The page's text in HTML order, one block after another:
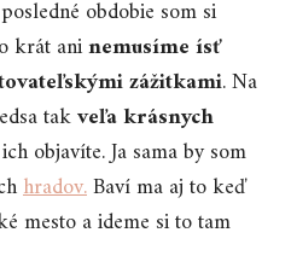
obdobie som si
krát aninemusíme ísť
zážitkami. Na
takveľa krásnych
objavíte. Ja sama by som
hradov.Baví ma aj to keď
mesto a ideme si to tam